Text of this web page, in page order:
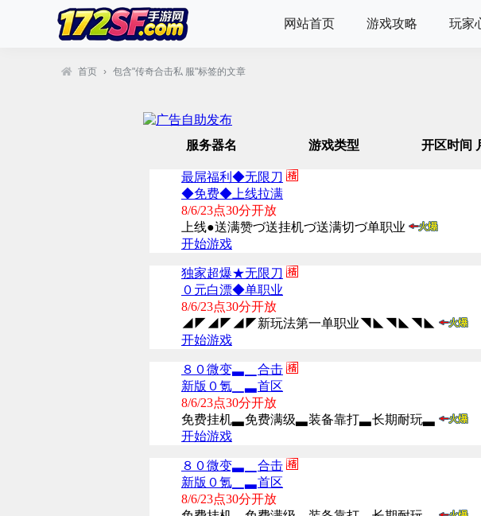
网站首页 游戏攻略 玩家
首页 › 包含"传奇合击私 服"标签的文章